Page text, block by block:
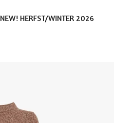
NEW! HERFST/WINTER 2026